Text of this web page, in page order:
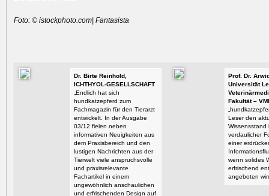
Foto: © istockphoto.com| Fantasista
Dr. Birte Reinhold,
ICHTHYOL-GESELLSCHAFT
„Endlich hat sich
hundkatzepferd zum
Fachmagazin für den Tierarzt
entwickelt. In der Ausgabe
03/12 fielen neben
informativen Neuigkeiten aus
dem Praxisbereich und den
lustigen Nachrichten aus der
Tierwelt viele anspruchsvolle
und praxisrelevante
Fachartikel in einem
ungewöhnlich anschaulichen
und erfrischenden Design auf.
Prof. Dr.
Universität
Fakultät –
Leser den
Wissensstand
verdaulicher
einer
wenn solides
erfrischend
angeboten